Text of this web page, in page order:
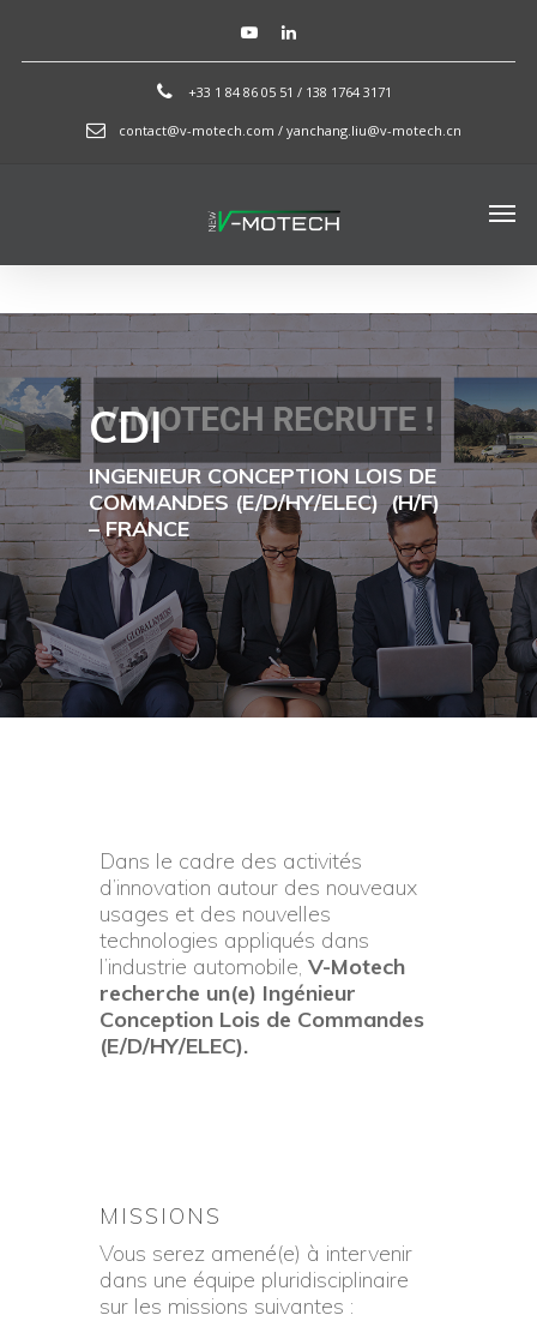
+33 1 84 86 05 51 / 138 1764 3171
contact@v-motech.com / yanchang.liu@v-motech.cn
CDI
INGENIEUR CONCEPTION LOIS DE
COMMANDES (E/D/HY/ELEC)(H/F)
– FRANCE
Dans le cadre des activités
d’innovation autour des nouveaux
usages et des nouvelles
technologies appliqués dans
l’industrie automobile, V-Motech
recherche un(e) Ingénieur
Conception Lois de Commandes
(E/D/HY/ELEC).
MISSIONS
Vous serez amené(e) à intervenir
dans une équipe pluridisciplinaire
sur les missions suivantes :